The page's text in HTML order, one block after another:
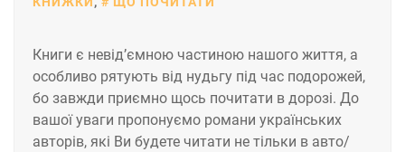
Книги є невід’ємною частиною нашого життя, а
особливо рятують від нудьгу під час подорожей,
бо завжди приємно щось почитати в дорозі. До
вашої уваги пропонуємо романи українських
авторів, які Ви будете читати не тільки в авто/